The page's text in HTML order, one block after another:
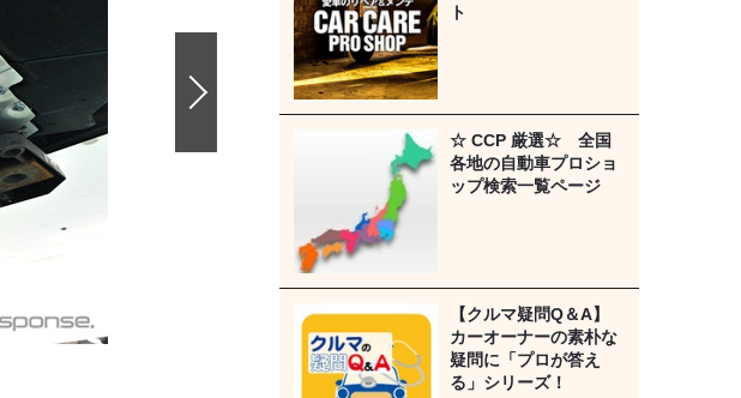
ト
☆ CCP 厳選☆ 全国
各地の自動車プロショ
ップ検索一覧ページ
【クルマ疑問Q＆A】
カーオーナーの素朴な
疑問に「プロが答え
る」シリーズ！